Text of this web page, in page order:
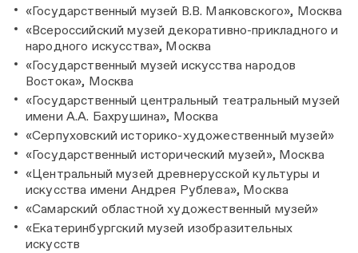
«Государственный музей В.В. Маяковского», Москва
«Всероссийский музей декоративно-прикладного и
народного искусства», Москва
«Государственный музей искусства народов
Востока», Москва
«Государственный центральный театральный музей
имени А.А. Бахрушина», Москва
«Серпуховский историко-художественный музей»
«Государственный исторический музей», Москва
«Центральный музей древнерусской культуры и
искусства имени Андрея Рублева», Москва
«Самарский областной художественный музей»
«Екатеринбургский музей изобразительных
искусств